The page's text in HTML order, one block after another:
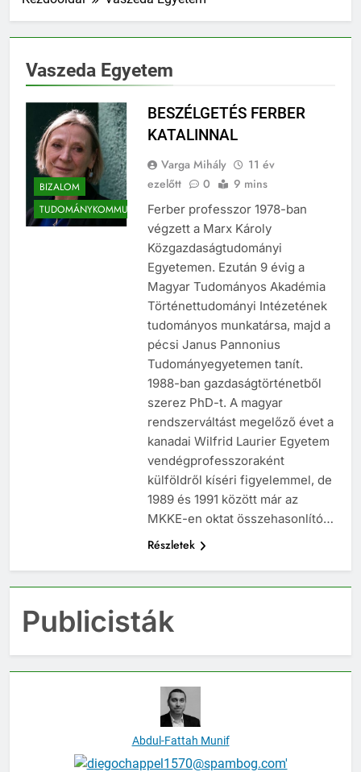
Vaszeda Egyetem
BIZALOM
TUDOMÁNYKOMMUNIKÁCIÓ
BESZÉLGETÉS FERBER
KATALINNAL
Varga Mihály
11 év
ezelőtt
0 9 mins
Ferber professzor 1978-ban
végzett a Marx Károly
Közgazdaságtudományi
Egyetemen. Ezután 9 évig a
Magyar Tudományos Akadémia
Történettudományi Intézetének
tudományos munkatársa, majd a
pécsi Janus Pannonius
Tudományegyetemen tanít.
1988-ban gazdaságtörténetből
szerez PhD-t. A magyar
rendszerváltást megelőző évet a
kanadai Wilfrid Laurier Egyetem
vendégprofesszoraként
külföldről kíséri figyelemmel, de
1989 és 1991 között már az
MKKE-en oktat összehasonlító…
Részletek
Publicisták
Abdul-Fattah Munif